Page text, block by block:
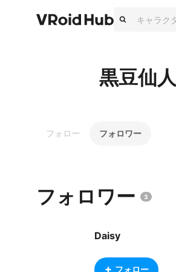
黒豆仙人
フォロー フォロワー
フォロワー 3
Daisy
フォロー